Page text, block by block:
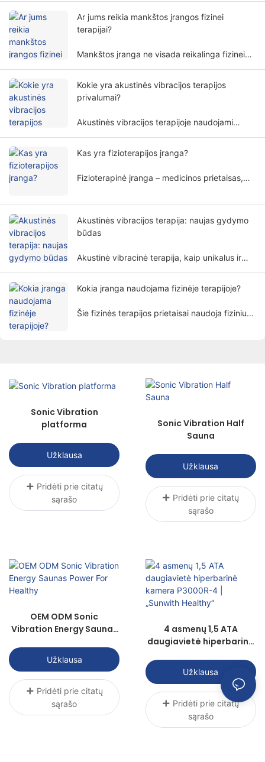
Ar jums reikia mankštos įrangos fizinei
terapijai?
Mankštos įranga ne visada reikalinga fizinei
Kokie yra akustinės vibracijos terapijos
privalumai?
Akustinės vibracijos terapijoje naudojami
plačiai taikoma įvairiose reabilitacijos srityse.
Kas yra fizioterapijos įranga?
Fizioterapinė įranga – medicinos prietaisas,
padeda pacientams neinvaziniu būdu
palengvinti simptomus ir atkurti kūno
funkcijas.
Akustinės vibracijos terapija: naujas gydymo
būdas
Akustinė vibracinė terapija, kaip unikalus ir
Kokia įranga naudojama fizinėje terapijoje?
Šie fizinės terapijos prietaisai naudoja fizinius
Sonic Vibration
platforma
Užklausa
Pridėti prie citatų
sąrašo
Sonic Vibration Half
Sauna
Užklausa
Pridėti prie citatų
sąrašo
OEM ODM Sonic
Vibration Energy Saunas
Užklausa
Pridėti prie citatų
sąrašo
4 asmenų 1,5 ATA
daugiavietė hiperbarinė
„Sunwith Healthy“
Užklausa
Pridėti prie citatų
sąrašo